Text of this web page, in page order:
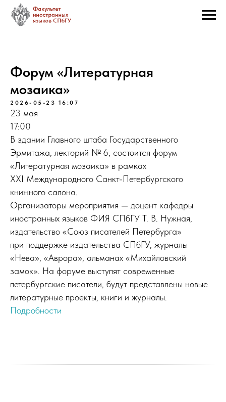
Форум «Литературная
мозаика»
2026-05-23 16:07
23 мая
17:00
В здании Главного штаба Государственного
Эрмитажа, лекторий № 6, состоится форум
«Литературная мозаика» в рамках
XXI Международного Санкт-Петербургского
книжного салона.
Организаторы мероприятия — доцент кафедры
иностранных языков ФИЯ СПбГУ Т. В. Нужная,
издательство «Союз писателей Петербурга»
при поддержке издательства СПбГУ, журналы
«Нева», «Аврора», альманах «Михайловский
замок». На форуме выступят современные
петербургские писатели, будут представлены новые
литературные проекты, книги и журналы.
Подробности